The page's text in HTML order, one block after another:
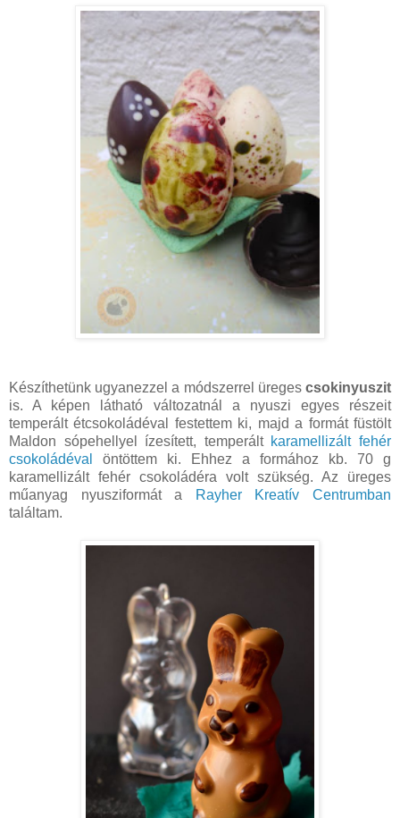
Készíthetünk ugyanezzel a módszerrel üreges csokinyuszit
is. A képen látható változatnál a nyuszi egyes részeit
temperált étcsokoládéval festettem ki, majd a formát füstölt
Maldon sópehellyel ízesített, temperált karamellizált fehér
csokoládéval
öntöttem ki. Ehhez a formához kb. 70 g
karamellizált fehér csokoládéra volt szükség. Az üreges
műanyag nyusziformát a
Rayher Kreatív Centrumban
találtam.